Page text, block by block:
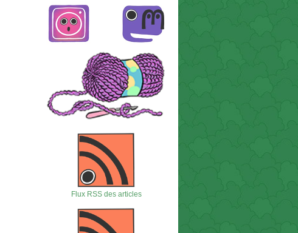
Flux RSS des articles